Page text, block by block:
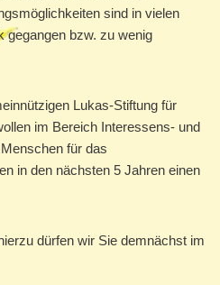
sind in vielen
gegangen bzw. zu wenig
Lukas-Stiftung für
im Bereich Interessens- und
für das
in den nächsten 5 Jahren einen
dürfen wir Sie demnächst im